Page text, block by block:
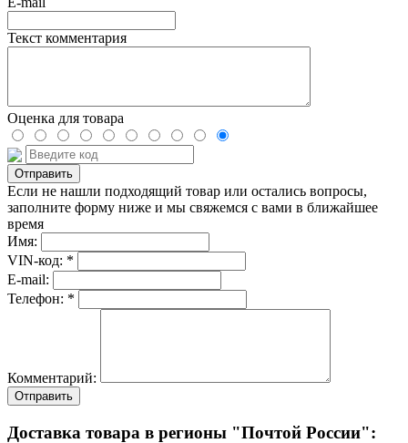
Текст комментария
Оценка для товара
Если не нашли подходящий товар или остались вопросы,
заполните форму ниже и мы свяжемся с вами в ближайшее
время
Имя:
VIN-код: *
E-mail:
Телефон: *
Комментарий:
Отправить
Доставка товара в регионы "Почтой России":